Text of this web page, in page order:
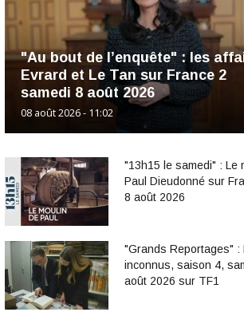
"Au bout de l’enquête" : les
Evrard et Le Tan sur France 2
samedi 8 août 2026
08 août 2026 - 11:02
"13h15 le samedi" : Le
Paul Dieudonné sur
8 août 2026
"Grands Reportages" :
inconnus, saison 4,
août 2026 sur TF1